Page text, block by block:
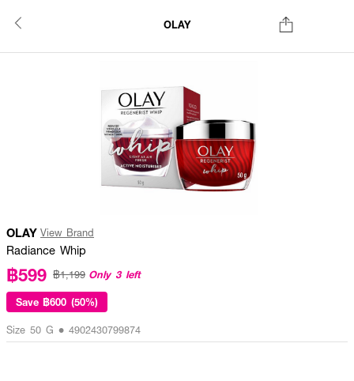
OLAY
OLAY View Brand
Radiance Whip
฿599 ฿1,199 Only 3 left
Save ฿600 (50%)
Size 50 G • 4902430799874